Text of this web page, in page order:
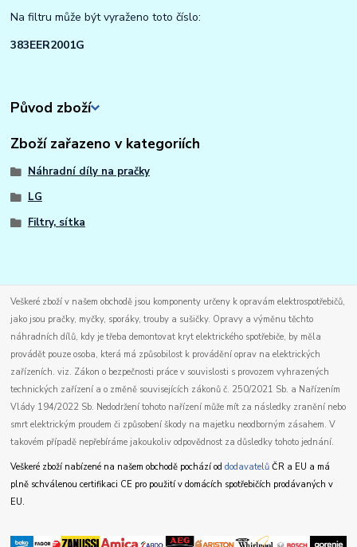
Na filtru může být vyraženo toto číslo:
383EER2001G
Původ zboží
Zboží zařazeno v kategoriích
Náhradní díly na pračky
LG
Filtry, sítka
Veškeré zboží v našem obchodě jsou komponenty určeny k opravám elektrospotřebičů,
jako jsou pračky, myčky, sporáky, trouby a sušičky. Opravy a výměnu těchto
náhradních dílů, kdy je třeba demontovat kryt elektrického spotřebiče, by měla
provádět pouze osoba, která má způsobilost k provádění oprav na elektrických
zařízeních. viz. Zákon o bezpečnosti práce v souvislosti s provozem vyhrazených
technických zařízení a o změně souvisejících zákonů č. 250/2021 Sb. a Nařízením
Vlády 194/2022 Sb. Nedodržení tohoto nařízení může mít za následky zranění nebo
smrt elektrickým proudem či způsobení škody na majetku neodborným zásahem. V
takovém případě nepřebíráme jakoukoliv odpovědnost za důsledky tohoto jednání.
Veškeré zboží nabízené na našem obchodě pochází oddodavatelů ČR a EU a má
plně schválenou certifikaci CE pro použití v domácích spotřebičích prodávaných v
EU.